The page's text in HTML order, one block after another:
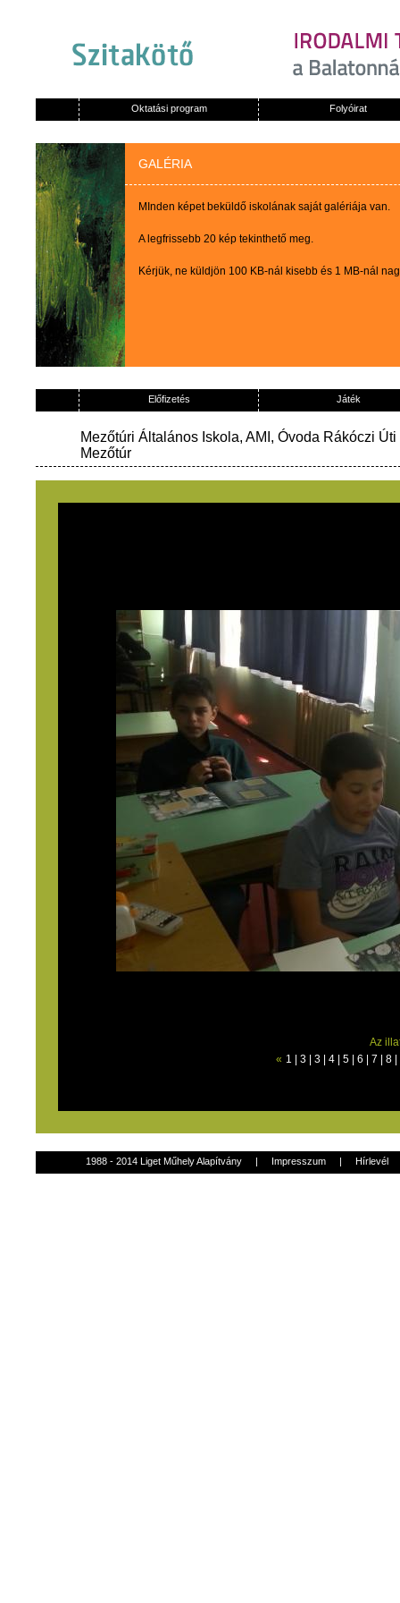
Oktatási program Folyóirat
GALÉRIA
MInden képet beküldő iskolának saját galériája van.
A legfrissebb 20 kép tekinthető meg.
Kérjük, ne küldjön 100 KB-nál kisebb és 1 MB-nál
Előfizetés Játék
Mezőtúri Általános Iskola, AMI, Óvoda Rákóczi
Mezőtúr
Az
« 1 3| 3| 4| 5| 6 7 8|
1988 - 2014 Liget Műhely Alapítvány | Impresszum | Hírlevél